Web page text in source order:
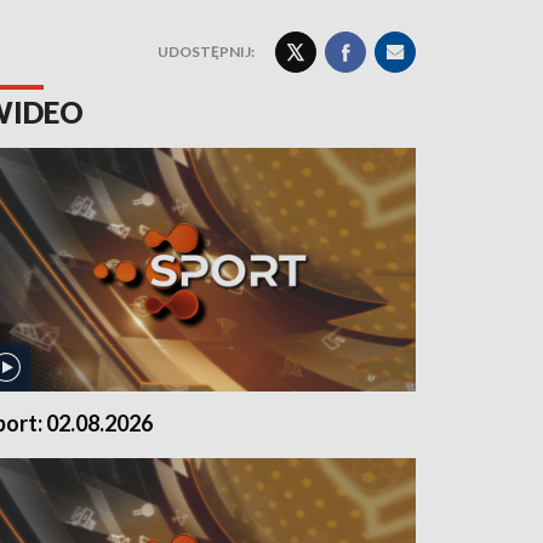
UDOSTĘPNIJ:
02.08.2026